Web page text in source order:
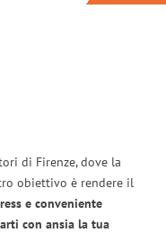
di Firenze, dove la
obiettivo è rendere il
e conveniente
con ansia la tua